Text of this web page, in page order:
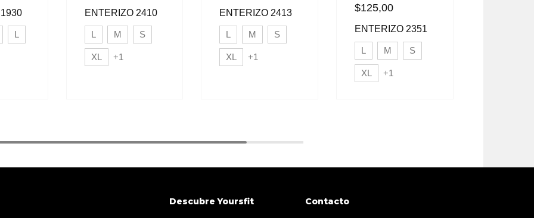
L
ENTERIZO 2410
L M S
XL +1
ENTERIZO 2413
L M S
XL +1
$125,00
ENTERIZO 2351
L M S
XL +1
Descubre Yoursfit Contacto